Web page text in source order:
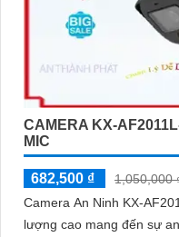
CAMERA KX-
MIC
682,500 ₫
1,050,000
Camera An Ninh KX-
lượng cao mang đến sự